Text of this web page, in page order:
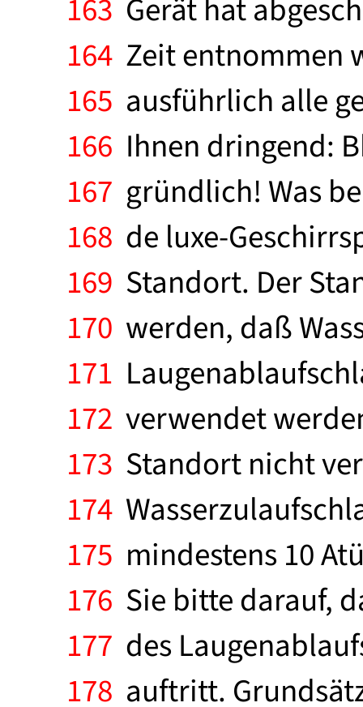
163 Gerät hat
164 Zeit entnommen
165 ausführlich alle
166 Ihnen dringend:
167 gründlich! Was
168 de luxe-
169 Standort. Der
170 werden, daß
171
172 verwendet
173 Standort nicht
174
175 mindestens 10
176 Sie bitte darauf,
177 des
178 auftritt.